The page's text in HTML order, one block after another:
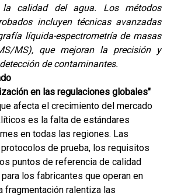
la calidad del agua.
Los métodos
incluyen técnicas avanzadas
líquida-espectrometría de masas
MS), que mejoran la precisión y
de contaminantes.
en las regulaciones globales"
afecta el crecimiento del mercado
es la falta de estándares
en todas las regiones. Las
de prueba, los requisitos
puntos de referencia de calidad
los fabricantes que operan en
fragmentación ralentiza las